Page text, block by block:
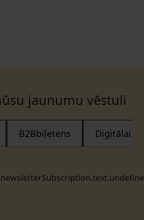
jaunumu vēstuli
B2Bbiļetens Digitālais